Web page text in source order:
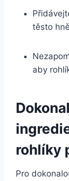
těsto
aby
rohlíky
Pro